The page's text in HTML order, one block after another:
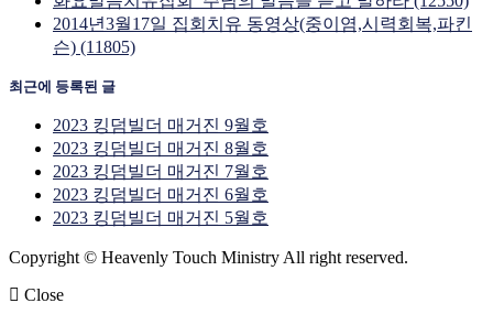
2014년3월17일 집회치유 동영상(중이염,시력회복,파킨
슨) (11805)
최근에 등록된 글
2023 킹덤빌더 매거진 9월호
2023 킹덤빌더 매거진 8월호
2023 킹덤빌더 매거진 7월호
2023 킹덤빌더 매거진 6월호
2023 킹덤빌더 매거진 5월호
Copyright © Heavenly Touch Ministry All right reserved.
Close